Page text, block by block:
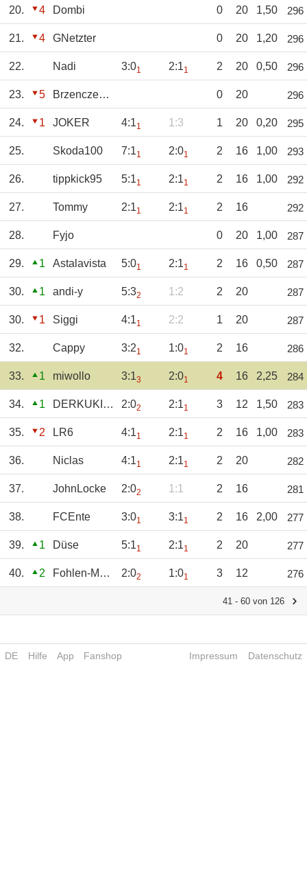
20. 4 Dombi 0 20 1,50 296
21. 4 GNetzter 0 20 1,20 296
22. Nadi 3:01 2:11 2 20 0,50 296
23. 5 Brzenczeszczyki 0 20 296
24. 1 JOKER 4:11 1:3 1 20 0,20 295
25. Skoda100 7:11 2:01 2 16 1,00 293
26. tippkick95 5:11 2:11 2 16 1,00 292
27. Tommy 2:11 2:11 2 16 292
28. Fyjo 0 20 1,00 287
29. 1 Astalavista 5:01 2:11 2 16 0,50 287
30. 1 andi-y 5:32 1:2 2 20 287
30. 1 Siggi 4:11 2:2 1 20 287
32. Cappy 3:21 1:01 2 16 286
33. 1 miwollo 3:13 2:01 4 16 2,25 284
34. 1 DERKUKI1973 2:02 2:11 3 12 1,50 283
35. 2 LR6 4:11 2:11 2 16 1,00 283
36. Niclas 4:11 2:11 2 20 282
37. JohnLocke 2:02 1:1 2 16 281
38. FCEnte 3:01 3:11 2 16 2,00 277
39. 1 Düse 5:11 2:11 2 20 277
40. 2 Fohlen-Mara 2:02 1:01 3 12 276
41 - 60 von 126
DE Hilfe App Fanshop Impressum Datenschutz